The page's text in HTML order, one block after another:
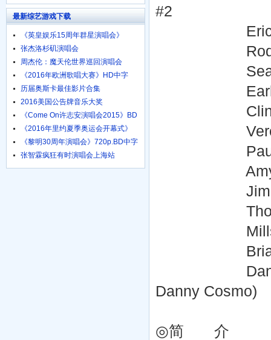
#2
Eric Scott
Rod
Sean
Earl
Clint
Veronica
Paul Zies
Amy
Jim Henry
Thomas
Mills
Brian
Danny
Danny Cosmo)
◎简 介
最新综艺游戏下载
《英皇娱乐15周年群星演唱会》
720p.BD粤语中字
张杰洛杉矶演唱会
周杰伦：魔天伦世界巡回演唱会
《2016年欧洲歌唱大赛》HD中字
1024高清
历届奥斯卡最佳影片合集
2016美国公告牌音乐大奖
《Come On许志安演唱会2015》BD
粤语中字
《2016年里约夏季奥运会开幕式》
HD国语
《黎明30周年演唱会》720p.BD中字
张智霖疯狂有时演唱会上海站